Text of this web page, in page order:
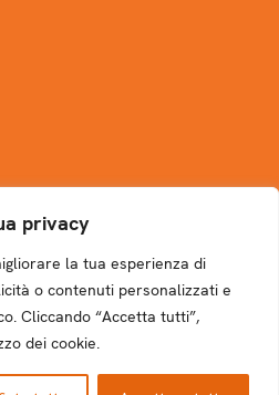
privacy
la tua esperienza di
o contenuti personalizzati e
Cliccando “Accetta tutti”,
dei cookie.